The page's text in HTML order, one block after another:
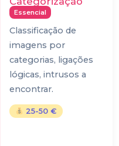
Essencial
Classificação de
imagens por
categorias, ligações
lógicas, intrusos a
encontrar.
25-50 €